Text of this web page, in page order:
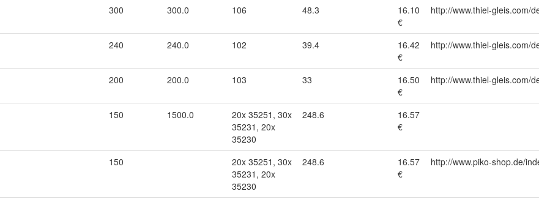
300 300.0 106 48.3
16.10
€
http://www.thiel-gleis.com/
240 240.0 102 39.4
16.42
€
http://www.thiel-gleis.com/
200 200.0 103 33
16.50
€
http://www.thiel-gleis.com/
150 1500.0
20x 35251, 30x
35231, 20x
35230
248.6
16.57
€
150
20x 35251, 30x
35231, 20x
35230
248.6
16.57
€
http://www.piko-shop.de/